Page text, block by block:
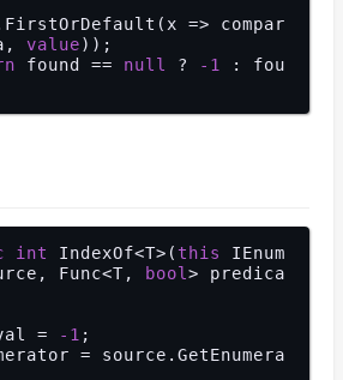
value));
found == null ? -1
: fou
int IndexOf<T>( this
IEnum
Func<T,
bool > predica
= -1 ;
= source.GetEnumera